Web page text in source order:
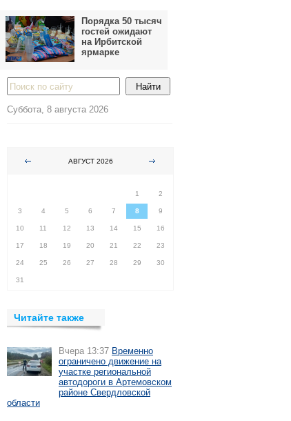
Порядка 50 тысяч
гостей ожидают
на Ирбитской
ярмарке
Суббота, 8 августа 2026
АВГУСТ 2026
1
2
3 4 5 6 7 8 9
10 11 12 13 14 15 16
17 18 19 20 21 22 23
24 25 26 27 28 29 30
31
Читайте также
Вчера 13:37 Временно
ограничено движение на
участке региональной
автодороги в Артемовском
районе Свердловской
области